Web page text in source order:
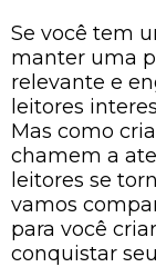
Se você tem
manter uma
relevante e
leitores
Mas como
chamem a
leitores se
vamos
para você
conquistar